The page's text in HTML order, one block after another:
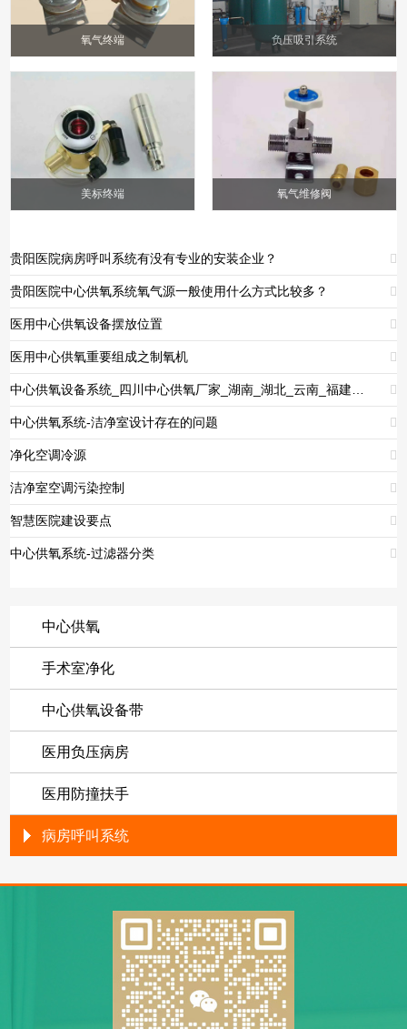
氧气终端 负压吸引系统
美标终端 氧气维修阀
贵阳医院病房呼叫系统有没有专业的安装企业？ 
贵阳医院中心供氧系统氧气源一般使用什么方式比较多？ 
医用中心供氧设备摆放位置 
医用中心供氧重要组成之制氧机 
中心供氧设备系统_四川中心供氧厂家_湖南_湖北_云南_福建_贵州_西藏_新疆_吉林_甘肃_浙江_江西_安徽_陕西_山西_广东_广西_青海 
中心供氧系统-洁净室设计存在的问题 
净化空调冷源 
洁净室空调污染控制 
智慧医院建设要点 
中心供氧系统-过滤器分类 
中心供氧
手术室净化
中心供氧设备带
医用负压病房
医用防撞扶手
病房呼叫系统